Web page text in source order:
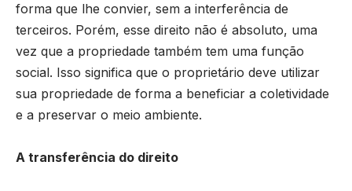
forma que lhe convier, sem a interferência de
terceiros. Porém, esse direito não é absoluto, uma
vez que a propriedade também tem uma função
social. Isso significa que o proprietário deve utilizar
sua propriedade de forma a beneficiar a coletividade
e a preservar o meio ambiente.
A transferência do direito